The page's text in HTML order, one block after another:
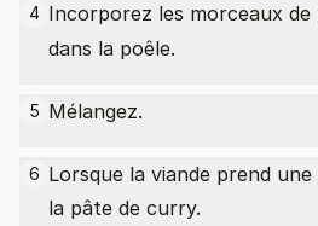
4 Incorporez les morceaux
dans la poêle.
5 Mélangez.
6 Lorsque la viande prend
la pâte de curry.